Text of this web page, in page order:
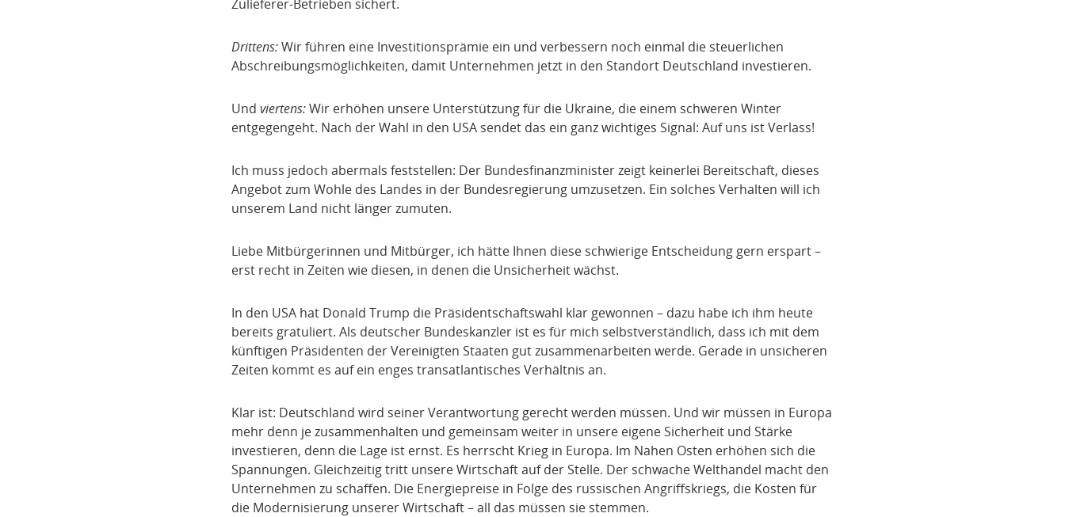
Zulieferer-Betrieben sichert.
Drittens:Wir führen eine Investitionsprämie ein und verbessern noch einmal die steuerlichen
Abschreibungsmöglichkeiten, damit Unternehmen jetzt in den Standort Deutschland investieren.
Und viertens:Wir erhöhen unsere Unterstützung für die Ukraine, die einem schweren Winter
entgegengeht. Nach der Wahl in den USA sendet das ein ganz wichtiges Signal: Auf uns ist Verlass!
Ich muss jedoch abermals feststellen: Der Bundesfinanzminister zeigt keinerlei Bereitschaft, dieses
Angebot zum Wohle des Landes in der Bundesregierung umzusetzen. Ein solches Verhalten will ich
unserem Land nicht länger zumuten.
Liebe Mitbürgerinnen und Mitbürger, ich hätte Ihnen diese schwierige Entscheidung gern erspart –
erst recht in Zeiten wie diesen, in denen die Unsicherheit wächst.
In den USA hat Donald Trump die Präsidentschaftswahl klar gewonnen – dazu habe ich ihm heute
bereits gratuliert. Als deutscher Bundeskanzler ist es für mich selbstverständlich, dass ich mit dem
künftigen Präsidenten der Vereinigten Staaten gut zusammenarbeiten werde. Gerade in unsicheren
Zeiten kommt es auf ein enges transatlantisches Verhältnis an.
Klar ist: Deutschland wird seiner Verantwortung gerecht werden müssen. Und wir müssen in Europa
mehr denn je zusammenhalten und gemeinsam weiter in unsere eigene Sicherheit und Stärke
investieren, denn die Lage ist ernst. Es herrscht Krieg in Europa. Im Nahen Osten erhöhen sich die
Spannungen. Gleichzeitig tritt unsere Wirtschaft auf der Stelle. Der schwache Welthandel macht den
Unternehmen zu schaffen. Die Energiepreise in Folge des russischen Angriffskriegs, die Kosten für
die Modernisierung unserer Wirtschaft – all das müssen sie stemmen.